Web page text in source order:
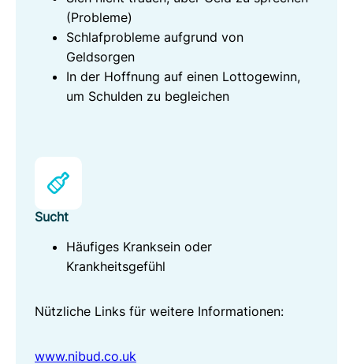
(Probleme)
Schlafprobleme aufgrund von
Geldsorgen
In der Hoffnung auf einen Lottogewinn,
um Schulden zu begleichen
Sucht
Häufiges Kranksein oder
Krankheitsgefühl
Nützliche Links für weitere Informationen:
www.nibud.co.uk